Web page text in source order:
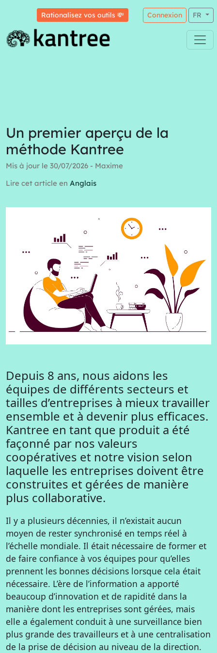
Rationalisez vos outils 💸 Connexion FR
Un premier aperçu de la
méthode Kantree
Mis à jour le 30/07/2026 - Maxime
Lire cet article en Anglais
Depuis 8 ans, nous aidons les
équipes de différents secteurs et
tailles d’entreprises à mieux travailler
ensemble et à devenir plus efficaces.
Kantree en tant que produit a été
façonné par nos valeurs
coopératives et notre vision selon
laquelle les entreprises doivent être
construites et gérées de manière
plus collaborative.
Il y a plusieurs décennies, il n’existait aucun
moyen de rester synchronisé en temps réel à
l’échelle mondiale. Il était nécessaire de former et
de faire confiance à vos équipes pour qu’elles
prennent les bonnes décisions lorsque cela était
nécessaire. L’ère de l’information a apporté
beaucoup d’innovation et de rapidité dans la
manière dont les entreprises sont gérées, mais
elle a également conduit à une surveillance bien
plus grande des travailleurs et à une centralisation
de la prise de décision au niveau de la direction.